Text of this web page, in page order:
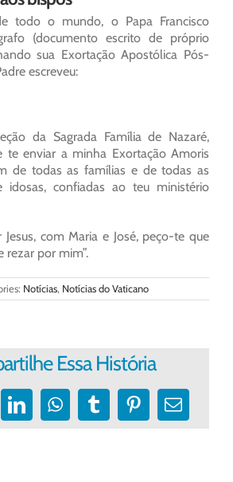
todo o mundo, o Papa Francisco
(documento escrito de próprio
sua Exortação Apostólica Pós-
escreveu:
da Sagrada Família de Nazaré,
te enviar a minha Exortação Amoris
de todas as famílias e de todas as
idosas, confiadas ao teu ministério
com Maria e José, peço-te que
rezar por mim”.
Notícias, Notícias do Vaticano
Essa História
LinkedInWhatsApp
TumblrPinterest
E-